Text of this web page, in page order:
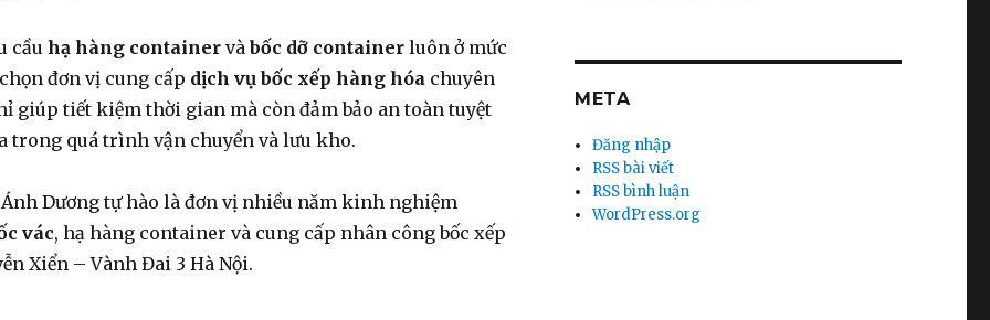
cầu hạ hàng containervàbốc dỡ containerluôn ở mức
đơn vị cung cấp dịch vụ bốc xếp hàng hóachuyên
giúp tiết kiệm thời gian mà còn đảm bảo an toàn tuyệt
trong quá trình vận chuyển và lưu kho.
Ánh Dương tự hào là đơn vị nhiều năm kinh nghiệm
vác, hạ hàng container và cung cấp nhân công bốc xếp
Xiển – Vành Đai 3 Hà Nội.
META
Đăng nhập
RSS bài viết
RSS bình luận
WordPress.org